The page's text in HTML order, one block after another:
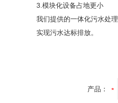
3.模块化设备占地更小
我们提供的一体化污水处
实现污水达标排放。
产品：